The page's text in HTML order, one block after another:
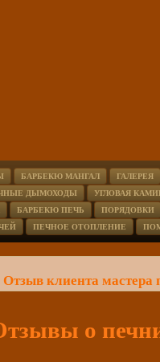
БАРБЕКЮ МАНГАЛ ГАЛЕРЕЯ
ДЫМОХОДЫ УГЛОВАЯ
БАРБЕКЮ ПЕЧЬ ПОРЯДОВКИ
ПЕЧНОЕ ОТОПЛЕНИЕ
Отзыв клиента
о